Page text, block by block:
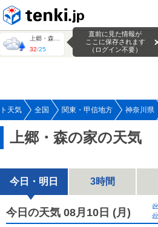
32/25
直前に見た情報が
ここに保存されます
（ログイン不要）
天気 全国 関東・甲信地方 神奈川県
上郷・森の家の天気
今日・明日 3時間
今日の天気 08月10日 (月 )